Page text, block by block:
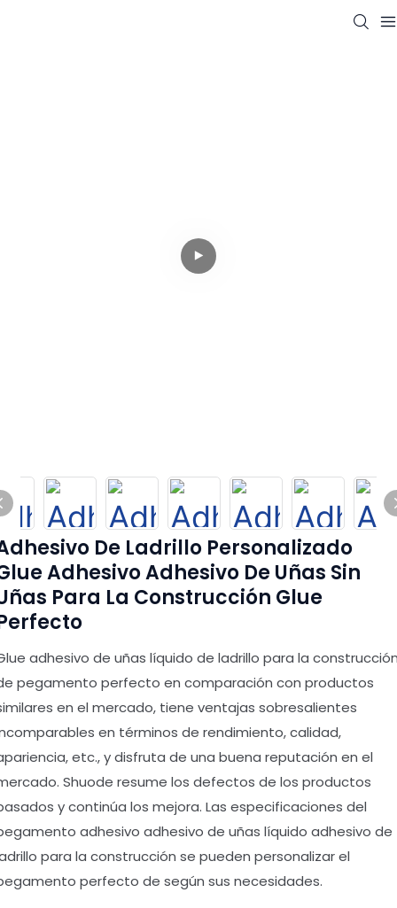
De Ladrillo Personalizado
Adhesivo Adhesivo De Uñas Sin
Para La Construcción Glue
adhesivo de uñas líquido de ladrillo para la
pegamento perfecto en comparación con productos
en el mercado, tiene ventajas sobresalientes
en términos de rendimiento, calidad,
etc., y disfruta de una buena reputación en el
Shuode resume los defectos de los productos
y continúa los mejora. Las especificaciones del
adhesivo adhesivo de uñas líquido adhesivo de
para la construcción se pueden personalizar el
perfecto de según sus necesidades.